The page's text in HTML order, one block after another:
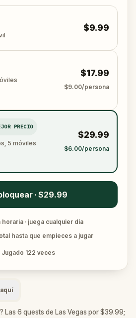
$9.99
$17.99
$9.00/persona
PRECIO
5 móviles
$29.99
$6.00/persona
· $29.99
horaria · juega cualquier día
hasta que empieces a jugar
Jugado 122 veces
Las 6 quests de Las Vegas por $39.99;